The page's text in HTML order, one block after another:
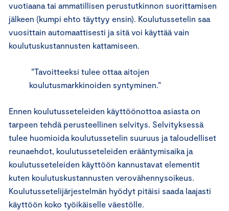
vuotiaana tai ammatillisen perustutkinnon suorittamisen
jälkeen (kumpi ehto täyttyy ensin). Koulutussetelin saa
vuosittain automaattisesti ja sitä voi käyttää vain
koulutuskustannusten kattamiseen.
”Tavoitteeksi tulee ottaa aitojen
koulutusmarkkinoiden syntyminen.”
Ennen koulutusseteleiden käyttöönottoa asiasta on
tarpeen tehdä perusteellinen selvitys. Selvityksessä
tulee huomioida koulutussetelin suuruus ja taloudelliset
reunaehdot, koulutusseteleiden erääntymisaika ja
koulutusseteleiden käyttöön kannustavat elementit
kuten koulutuskustannusten verovähennysoikeus.
Koulutussetelijärjestelmän hyödyt pitäisi saada laajasti
käyttöön koko työikäiselle väestölle.